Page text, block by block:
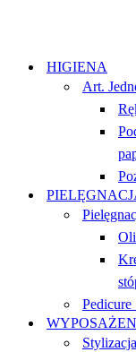
HIGIENA
Art.
Pedicure